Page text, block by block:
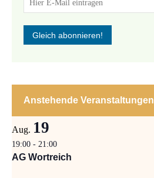
Anstehende Veranstaltungen
Aug. 19
19:00 - 21:00
AG Wortreich